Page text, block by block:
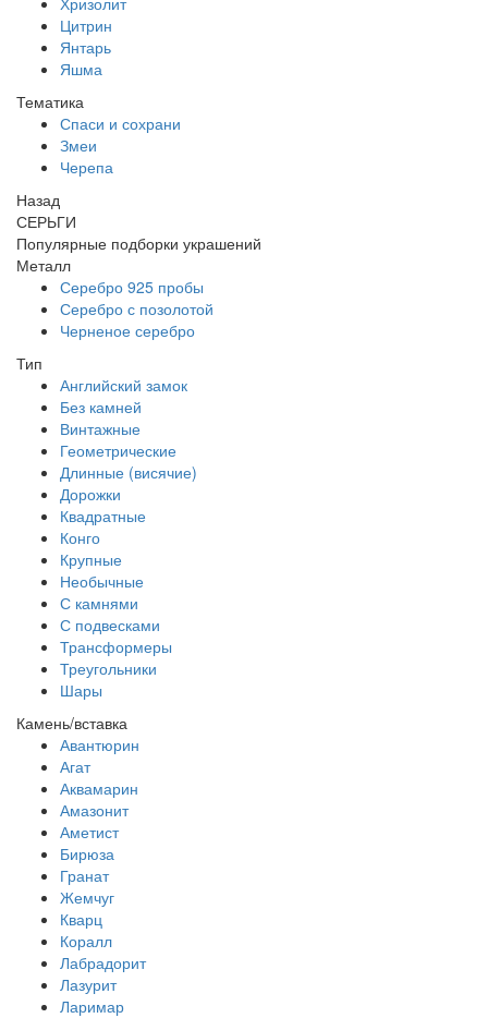
Цитрин
Янтарь
Яшма
Тематика
Спаси и сохрани
Змеи
Черепа
Назад
СЕРЬГИ
Популярные подборки украшений
Металл
Серебро 925 пробы
Серебро с позолотой
Черненое серебро
Тип
Английский замок
Без камней
Винтажные
Геометрические
Длинные (висячие)
Дорожки
Квадратные
Конго
Крупные
Необычные
С камнями
С подвесками
Трансформеры
Треугольники
Шары
Камень/вставка
Авантюрин
Агат
Аквамарин
Амазонит
Аметист
Бирюза
Гранат
Жемчуг
Кварц
Коралл
Лабрадорит
Лазурит
Ларимар